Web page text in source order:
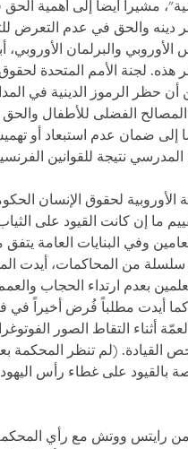
مشيراً أيضاً إلى أهمية الحق
دينه والحق في عدم التعرض
الأوروبي والبرلمان الأوروبي،
هذه. لجنة الأمم المتحدة
أن حظر الرموز الدينية في
الفضلى للأطفال والحق
إلى ضمان عدم استبعاد أو
المدرسي نتيجة للقوانين
الأوروبية لحقوق الإنسان
ما إن كانت القيود على الثياب
وفي البنايات العامة
سلسلة من المحاكمات، أيدت
بعدم ارتداء الحجاب
أيدت مطلباً فُرض أخيراً في
أثناء التقاط الصور
القيادة. (لم تنظر المحكمة
بالقيود على غطاء رأس
رايتس ووتش مع رأي